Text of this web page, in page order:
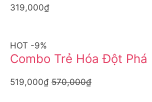
319,000₫
HOT -9%
Combo Trẻ Hóa Đột Phá
519,000₫ 570,000₫